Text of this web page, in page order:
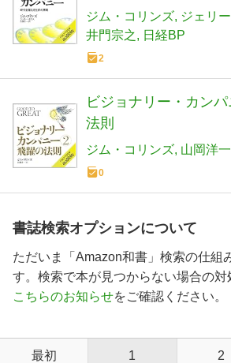
ジム・コリンズ ジェリ
井門宗之
日経BP
2
ビジョナリー・カン
法則
ジム・コリンズ 山岡洋一
0
書誌検索オプションについて
ただいま「Amazon和書」検索の仕組
す。検索で本が見つからない場合の
こちらのお知らせをご確認ください。
最初 1 2